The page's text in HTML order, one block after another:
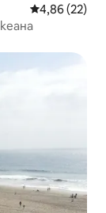
Средна
4,86 (22)